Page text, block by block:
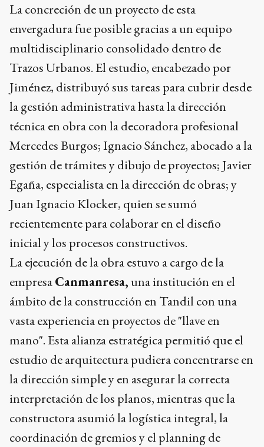
La concreción de un proyecto de esta
envergadura fue posible gracias a un equipo
multidisciplinario consolidado dentro de
Trazos Urbanos. El estudio, encabezado por
Jiménez, distribuyó sus tareas para cubrir desde
la gestión administrativa hasta la dirección
técnica en obra con la decoradora profesional
Mercedes Burgos; Ignacio Sánchez, abocado a la
gestión de trámites y dibujo de proyectos; Javier
Egaña, especialista en la dirección de obras; y
Juan Ignacio Klocker, quien se sumó
recientemente para colaborar en el diseño
inicial y los procesos constructivos.
La ejecución de la obra estuvo a cargo de la
empresaCanmanresa,una institución en el
ámbito de la construcción en Tandil con una
vasta experiencia en proyectos de "llave en
mano". Esta alianza estratégica permitió que el
estudio de arquitectura pudiera concentrarse en
la dirección simple y en asegurar la correcta
interpretación de los planos, mientras que la
constructora asumió la logística integral, la
coordinación de gremios y el planning de